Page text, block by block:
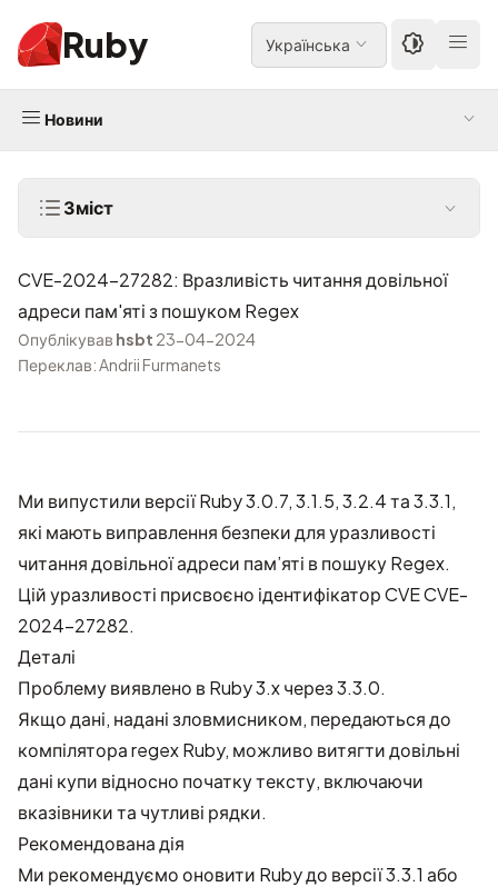
Ruby Українська
Новини
Зміст
CVE-2024-27282: Вразливість читання довільної
адреси пам'яті з пошуком Regex
Опублікував hsbt 23-04-2024
Переклав: Andrii Furmanets
Ми випустили версії Ruby 3.0.7, 3.1.5, 3.2.4 та 3.3.1,
які мають виправлення безпеки для уразливості
читання довільної адреси пам’яті в пошуку Regex.
Цій уразливості присвоєно ідентифікатор CVECVE-
2024-27282.
Деталі
Проблему виявлено в Ruby 3.x через 3.3.0.
Якщо дані, надані зловмисником, передаються до
компілятора regex Ruby, можливо витягти довільні
дані купи відносно початку тексту, включаючи
вказівники та чутливі рядки.
Рекомендована дія
Ми рекомендуємо оновити Ruby до версії 3.3.1 або